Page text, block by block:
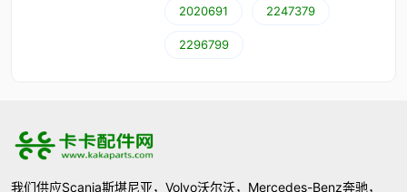
2020691 2247379
2296799
我们供应Scania斯堪尼亚，Volvo沃尔沃，Mercedes-Benz奔驰，